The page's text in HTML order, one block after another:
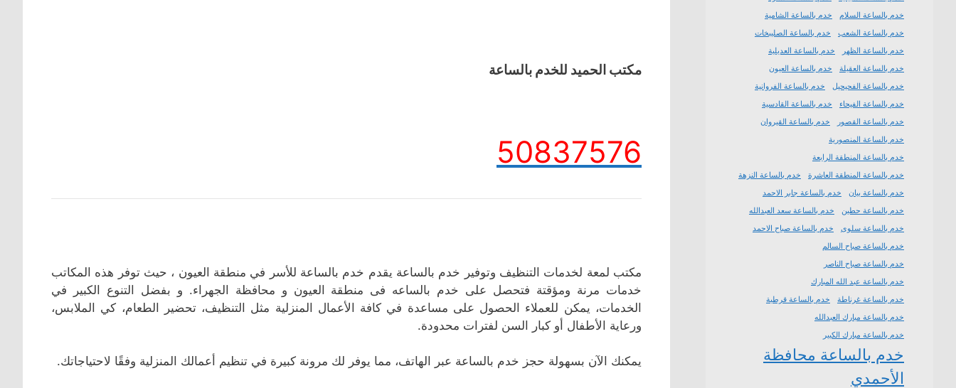
مكتب الحميد للخدم بالساعة
50837576
مكتب لمعة لخدمات التنظيف وتوفير خدم بالساعة يقدم خدم بالساعة للأسر في منطقة العيون ، حيث توفر هذه المكاتب
خدمات مرنة ومؤقتة فتحصل على خدم بالساعه فى منطقة العيون و محافظة الجهراء. و بفضل التنوع الكبير في
الخدمات، يمكن للعملاء الحصول على مساعدة في كافة الأعمال المنزلية مثل التنظيف، تحضير الطعام، كي الملابس،
ورعاية الأطفال أو كبار السن لفترات محدودة.
يمكنك الآن بسهولة حجز خدم بالساعة عبر الهاتف، مما يوفر لك مرونة كبيرة في تنظيم أعمالك المنزلية وفقًا لاحتياجاتك.
خدم بالساعة السلام
خدم بالساعة الشامية
خدم بالساعة الشعب
خدم بالساعة الصليبخات
خدم بالساعة الظهر
خدم بالساعة العديلية
خدم بالساعة العقيلة
خدم بالساعة العيون
خدم بالساعة الفحيحيل
خدم بالساعة الفروانية
خدم بالساعة الفيحاء
خدم بالساعة القادسية
خدم بالساعة القصور
خدم بالساعة القيروان
خدم بالساعة المنصورية
خدم بالساعة المنطقة الرابعة
خدم بالساعة المنطقة العاشرة
خدم بالساعة النزهة
خدم بالساعة بيان
خدم بالساعة جابر الاحمد
خدم بالساعة حطين
خدم بالساعة سعد العبدالله
خدم بالساعة سلوى
خدم بالساعة صباح الاحمد
خدم بالساعة صباح السالم
خدم بالساعة صباح الناصر
خدم بالساعة عبد الله المبارك
خدم بالساعة غرناطة
خدم بالساعة قرطبة
خدم بالساعة مبارك العبدالله
خدم بالساعة مبارك الكبير
خدم بالساعة محافظة
الأحمدي